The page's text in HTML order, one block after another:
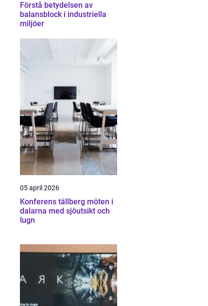
Förstå betydelsen av
balansblock i industriella
miljöer
05 april 2026
Konferens tällberg möten i
dalarna med sjöutsikt och
lugn